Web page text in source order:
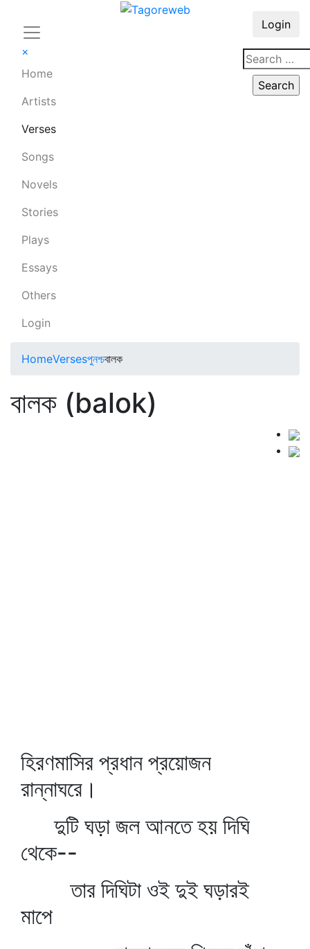
×
Home
Artists
Verses
Songs
Novels
Stories
Plays
Essays
Others
Login
Login
HomeVersesপুনশ্চবালক
বালক (balok)
হিরণমাসির প্রধান প্রয়োজন
রান্নাঘরে।
দুটি ঘড়া জল আনতে হয় দিঘি
থেকে--
তার দিঘিটা ওই দুই ঘড়ারই
মাপে